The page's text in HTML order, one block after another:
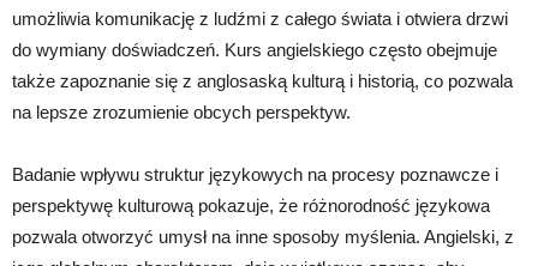
umożliwia komunikację z ludźmi z całego świata i otwiera drzwi
do wymiany doświadczeń. Kurs angielskiego często obejmuje
także zapoznanie się z anglosaską kulturą i historią, co pozwala
na lepsze zrozumienie obcych perspektyw.
Badanie wpływu struktur językowych na procesy poznawcze i
perspektywę kulturową pokazuje, że różnorodność językowa
pozwala otworzyć umysł na inne sposoby myślenia. Angielski, z